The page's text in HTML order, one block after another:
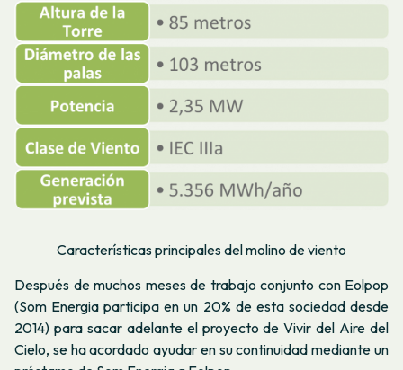
Características principales del molino de viento
Después de muchos meses de trabajo conjunto con Eolpop
(Som Energia participa en un 20% de esta sociedad desde
2014) para sacar adelante el proyecto deVivir del Aire del
Cielo, se ha acordado ayudar en su continuidad mediante un